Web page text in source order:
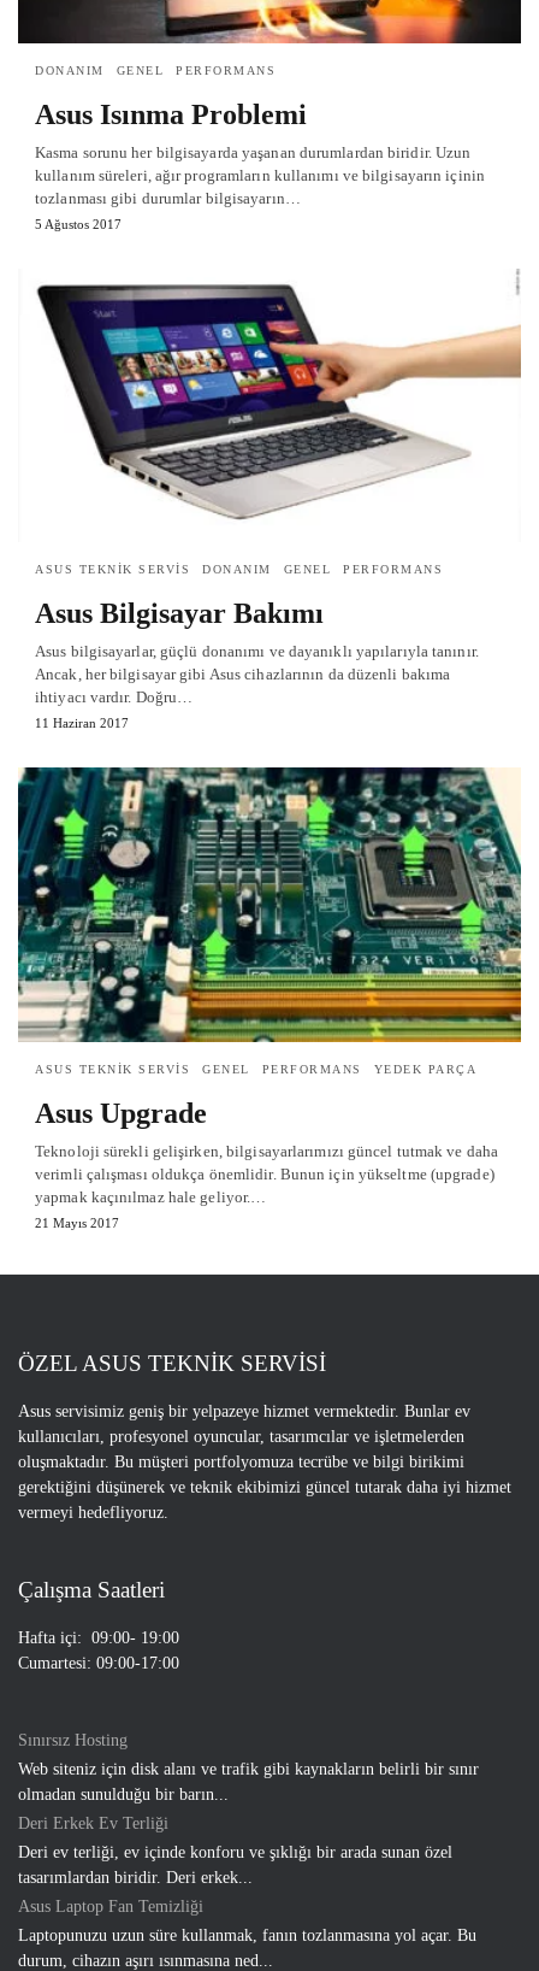
DONANIM GENEL PERFORMANS
Asus Isınma Problemi
Kasma sorunu her bilgisayarda yaşanan durumlardan biridir. Uzun
kullanım süreleri, ağır programların kullanımı ve bilgisayarın içinin
tozlanması gibi durumlar bilgisayarın…
5 Ağustos 2017
ASUS TEKNIK SERVIS DONANIM GENEL PERFORMANS
Asus Bilgisayar Bakımı
Asus bilgisayarlar, güçlü donanımı ve dayanıklı yapılarıyla tanınır.
Ancak, her bilgisayar gibi Asus cihazlarının da düzenli bakıma
ihtiyacı vardır. Doğru…
11 Haziran 2017
ASUS TEKNIK SERVIS GENEL PERFORMANS YEDEK PARÇA
Asus Upgrade
Teknoloji sürekli gelişirken, bilgisayarlarımızı güncel tutmak ve daha
verimli çalışması oldukça önemlidir. Bunun için yükseltme (upgrade)
yapmak kaçınılmaz hale geliyor.…
21 Mayıs 2017
ÖZEL ASUS TEKNİK SERVİSİ
Asus servisimiz geniş bir yelpazeye hizmet vermektedir. Bunlar ev
kullanıcıları, profesyonel oyuncular, tasarımcılar ve işletmelerden
oluşmaktadır. Bu müşteri portfolyomuza tecrübe ve bilgi birikimi
gerektiğini düşünerek ve teknik ekibimizi güncel tutarak daha iyi hizmet
vermeyi hedefliyoruz.
Çalışma Saatleri
Hafta içi: 09:00- 19:00
Cumartesi: 09:00-17:00
Sınırsız Hosting
Web siteniz için disk alanı ve trafik gibi kaynakların belirli bir sınır
olmadan sunulduğu bir barın...
Deri Erkek Ev Terliği
Deri ev terliği, ev içinde konforu ve şıklığı bir arada sunan özel
tasarımlardan biridir. Deri erkek...
Asus Laptop Fan Temizliği
Laptopunuzu uzun süre kullanmak, fanın tozlanmasına yol açar. Bu
durum, cihazın aşırı ısınmasına ned...